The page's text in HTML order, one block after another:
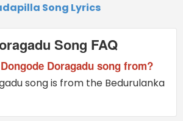
Song Lyrics
Song FAQ
Doragadu song from?
song is from the Bedurulanka